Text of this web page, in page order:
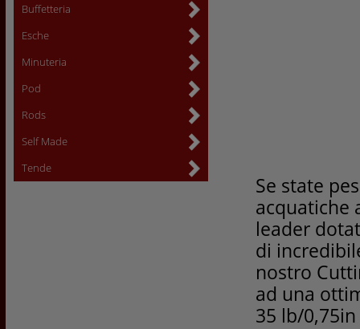
Buffetteria
Esche
Minuteria
Pod
Rods
Self Made
Tende
Se state
acquatiche
leader
di
nostro
ad una
35 lb/